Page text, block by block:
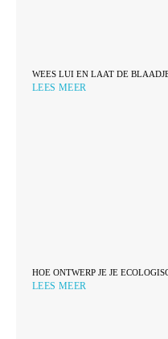
WEES LUI EN LAAT DE
LEES MEER
HOE ONTWERP JE JE
LEES MEER